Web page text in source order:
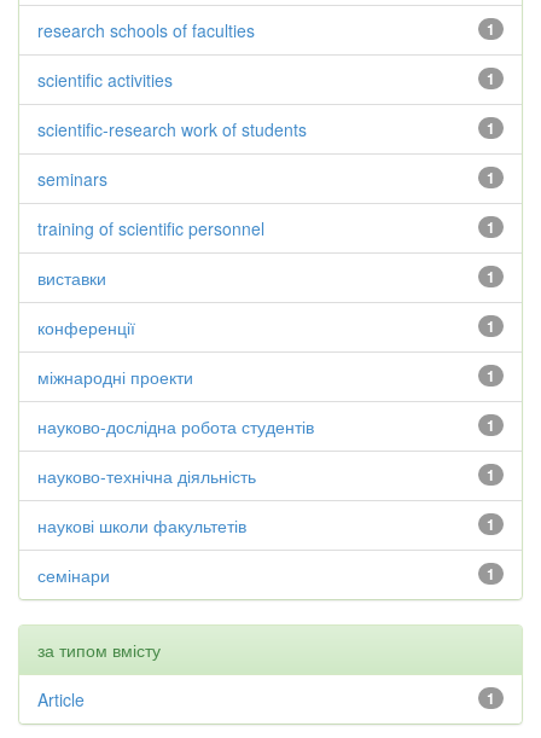
1
research schools of faculties
1
scientific activities
1
scientific-research work of students
1
seminars
1
training of scientific personnel
1
виставки
1
конференції
1
міжнародні проекти
1
науково-дослідна робота студентів
1
науково-технічна діяльність
1
наукові школи факультетів
1
семінари
за типом вмісту
1
Article